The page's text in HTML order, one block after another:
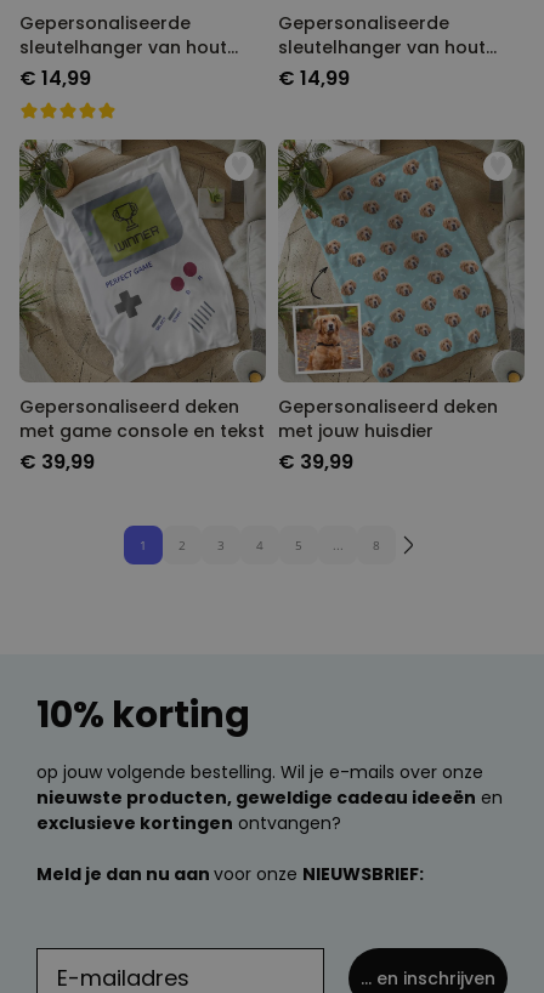
Gepersonaliseerde
sleutelhanger van hout
met symbolen
€ 14,99
Gepersonaliseerde
sleutelhanger van hout
met naam
€ 14,99
Gepersonaliseerd deken
met game console en tekst
€ 39,99
Gepersonaliseerd deken
met jouw huisdier
€ 39,99
1 2 3 4 5 ... 8
10% korting
op jouw volgende bestelling. Wil je e-mails over onze
nieuwste producten, geweldige cadeau ideeën en
exclusieve kortingen ontvangen?
Meld je dan nu aan voor onze NIEUWSBRIEF:
... en inschrijven